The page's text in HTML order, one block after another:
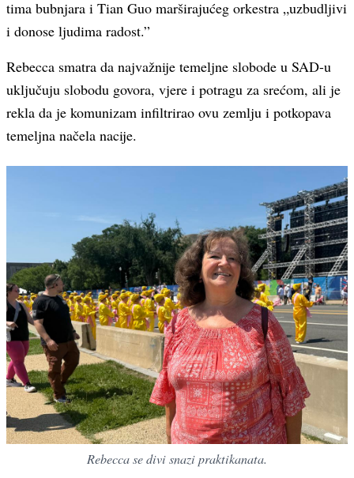
tima bubnjara i Tian Guo marširajućeg orkestra „uzbudljivi
i donose ljudima radost.”
Rebecca smatra da najvažnije temeljne slobode u SAD-u
uključuju slobodu govora, vjere i potragu za srećom, ali je
rekla da je komunizam infiltrirao ovu zemlju i potkopava
temeljna načela nacije.
Rebecca se divi snazi praktikanata.